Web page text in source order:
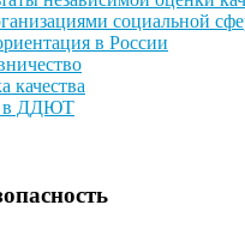
социальной
в России
качества
в ДДЮТ